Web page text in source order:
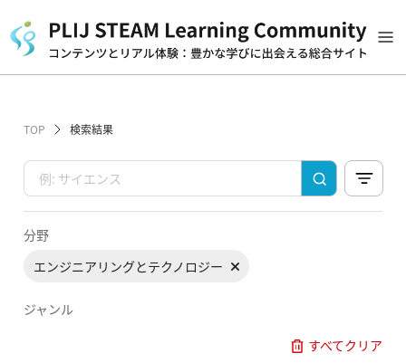
TOP 検索結果
分野
エンジニアリングとテクノロジー
ジャンル
すべてクリア